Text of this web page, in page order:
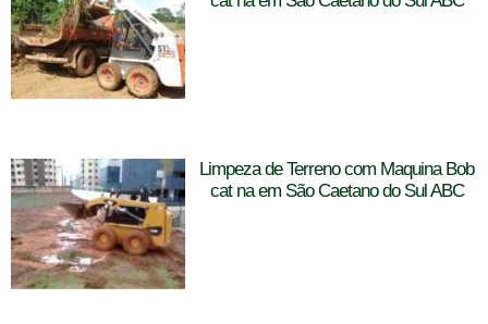
Limpeza de Terreno com Maquina Bob
cat na em São Caetano do Sul ABC